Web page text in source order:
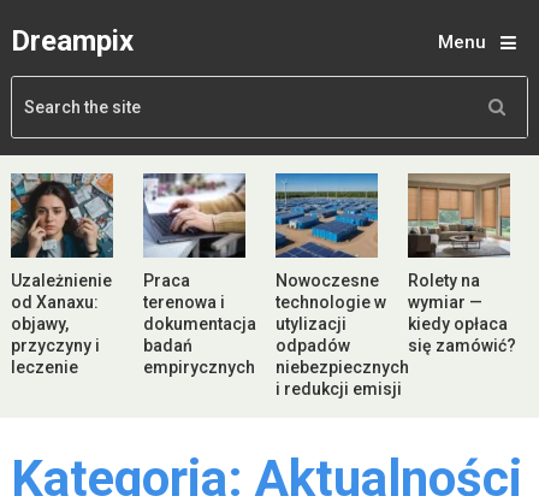
Dreampix Menu
Uzależnienie
od Xanaxu:
objawy,
przyczyny i
leczenie
Praca
terenowa i
dokumentacja
badań
empirycznych
Nowoczesne
technologie w
utylizacji
odpadów
niebezpiecznych
i redukcji emisji
Rolety na
wymiar —
kiedy opłaca
się zamówić?
Kategoria: Aktualności